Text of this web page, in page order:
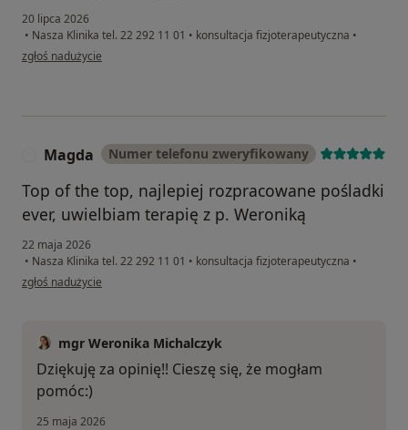
20 lipca 2026
• Nasza Klinika tel. 22 292 11 01 • konsultacja fizjoterapeutyczna •
w opinii użytkownika Zuzanna
zgłoś nadużycie
Magda Numer telefonu zweryfikowany
Top of the top, najlepiej rozpracowane pośladki
ever, uwielbiam terapię z p. Weroniką
22 maja 2026
• Nasza Klinika tel. 22 292 11 01 • konsultacja fizjoterapeutyczna •
w opinii użytkownika Magda
zgłoś nadużycie
mgr Weronika Michalczyk
Dziękuję za opinię!! Cieszę się, że mogłam
pomóc:)
25 maja 2026